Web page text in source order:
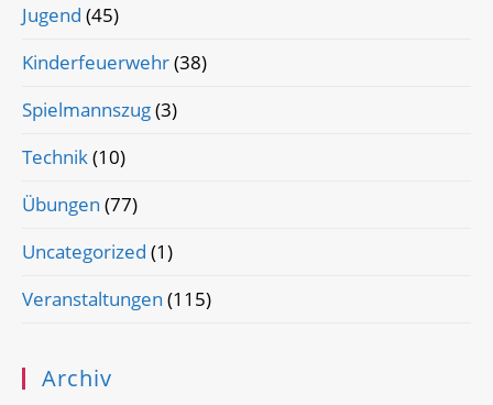
Jugend (45)
Kinderfeuerwehr(38)
Spielmannszug(3)
Technik(10)
Übungen (77)
Uncategorized (1)
Veranstaltungen (115)
Archiv